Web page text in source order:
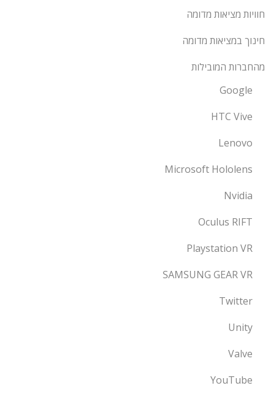
חוויות מציאות מדומה
חינוך במציאות מדומה
מהחברות המובילות
Google
HTC Vive
Lenovo
Microsoft Hololens
Nvidia
Oculus RIFT
Playstation VR
SAMSUNG GEAR VR
Twitter
Unity
Valve
YouTube